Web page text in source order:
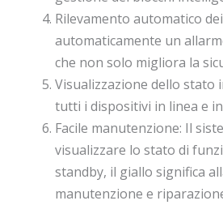
Rilevamento automatico
automaticamente un
che non solo migliora la
Visualizzazione dello stato
tutti i dispositivi in linea e
Facile manutenzione: Il
visualizzare lo stato di
standby, il giallo significa
manutenzione e